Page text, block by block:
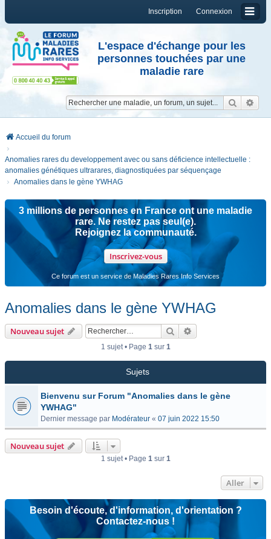
Connexion
Inscription
L'espace d'échange pour les
personnes touchées par une
maladie rare
Accueil du forum
Anomalies rares du developpement avec ou sans déficience intellectuelle :
anomalies génétiques ultrarares, diagnostiquées par séquençage
Anomalies dans le gène YWHAG
3 millions de personnes en France ont une maladie
rare. Ne restez pas seul(e).
Rejoignez la communauté.
Inscrivez-vous
Ce forum est un service de Maladies Rares Info Services
Anomalies dans le gène YWHAG
Nouveau sujet Rechercher
1 sujet • Page 1sur 1
Sujets
Bienvenu sur Forum "Anomalies dans le gène
YWHAG"
Dernier message par Modérateur « 07 juin 2022 15:50
Nouveau sujet
1 sujet • Page 1sur 1
Aller
Besoin d'écoute, d'information, d'orientation ?
Contactez-nous !